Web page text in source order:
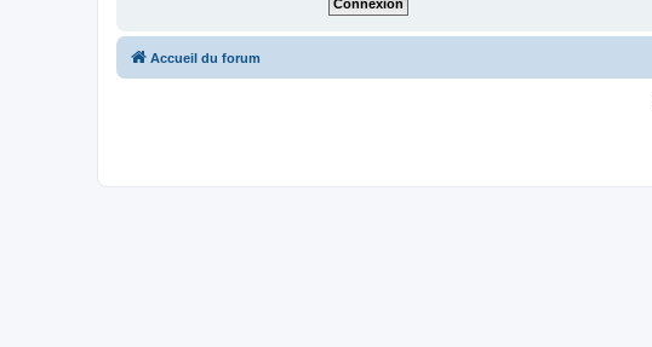
Accueil du forum